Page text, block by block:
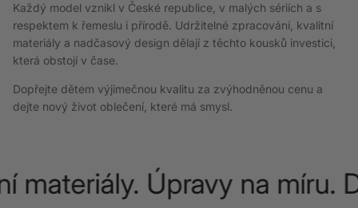
Každý model vznikl v České republice, v malých sériích a s
respektem k řemeslu i přírodě. Udržitelné zpracování, kvalitní
materiály a nadčasový design dělají z těchto kousků investici,
která obstojí v čase.
Dopřejte dětem výjimečnou kvalitu za zvýhodněnou cenu a
dejte nový život oblečení, které má smysl.
Úpravy na míru.